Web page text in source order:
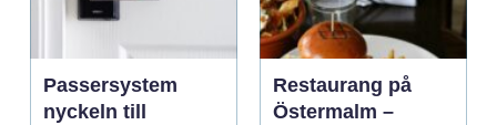
Passersystem
nyckeln till
Restaurang på
Östermalm –